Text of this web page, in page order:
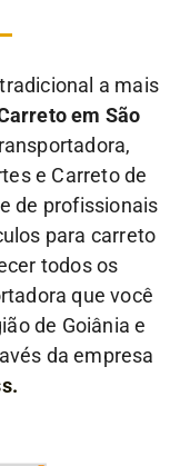
a mais
em São
e Carreto de
de profissionais
para carreto
todos os
que você
de Goiânia e
da empresa